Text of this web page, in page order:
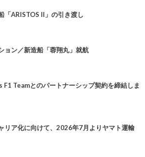
「ARISTOS II」の引き渡し
ョン／新造船「蓉翔丸」就航
F1 Teamとのパートナーシップ契約を締結しま
リア化に向けて、2026年7月よりヤマト運輸